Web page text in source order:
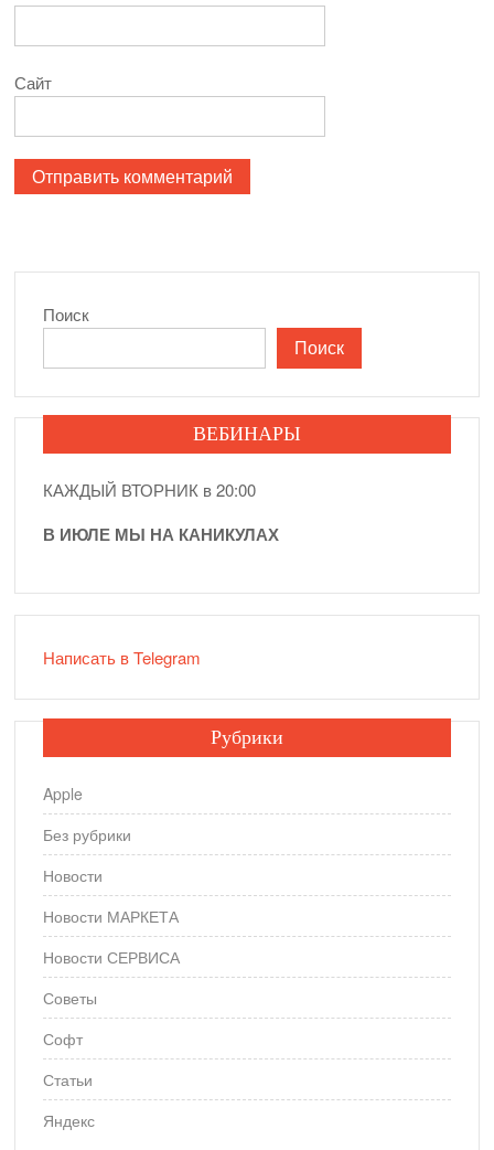
Сайт
Поиск
Поиск
ВЕБИНАРЫ
КАЖДЫЙ ВТОРНИК в 20:00
В ИЮЛЕ МЫ НА КАНИКУЛАХ
Написать в Telegram
Рубрики
Apple
Без рубрики
Новости
Новости МАРКЕТА
Новости СЕРВИСА
Советы
Софт
Статьи
Яндекс